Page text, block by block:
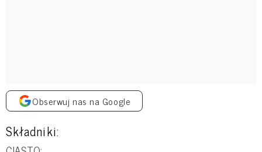
Obserwuj nas na Google
Składniki: